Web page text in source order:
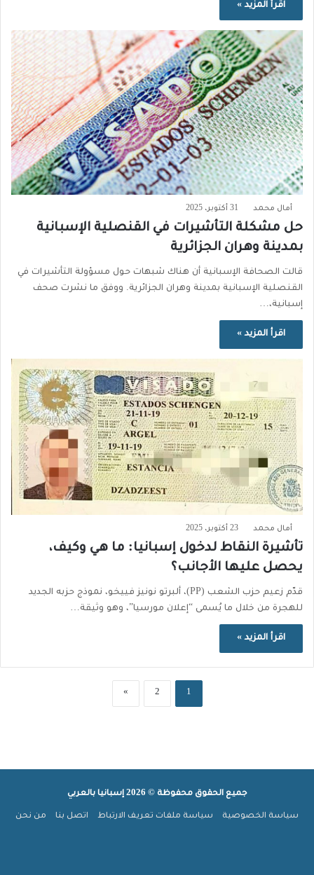
اقرأ المزيد »
أمال محمد 31 أكتوبر، 2025
حل مشكلة التأشيرات في القنصلية الإسبانية
بمدينة وهران الجزائرية
قالت الصحافة الإسبانية أن هناك شبهات حول مسؤولة التأشيرات في
القنصلية الإسبانية بمدينة وهران الجزائرية. ووفق ما نشرت صحف
إسبانية،…
اقرأ المزيد »
أمال محمد 23 أكتوبر، 2025
تأشيرة النقاط لدخول إسبانيا: ما هي وكيف،
يحصل عليها الأجانب؟
قدّم زعيم حزب الشعب (PP)، ألبرتو نونيز فييخو، نموذج حزبه الجديد
للهجرة من خلال ما يُسمى “إعلان مورسيا”، وهو وثيقة…
اقرأ المزيد »
1
2
»
جميع الحقوق محفوظة © 2026 إسبانيا بالعربي
سياسة الخصوصية سياسة ملفات تعريف الارتباط اتصل بنا من نحن